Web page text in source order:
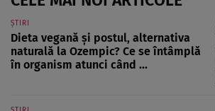
ȘTIRI
Dieta vegană și postul, alternativa
naturală la Ozempic? Ce se întâmplă
în organism atunci când ...